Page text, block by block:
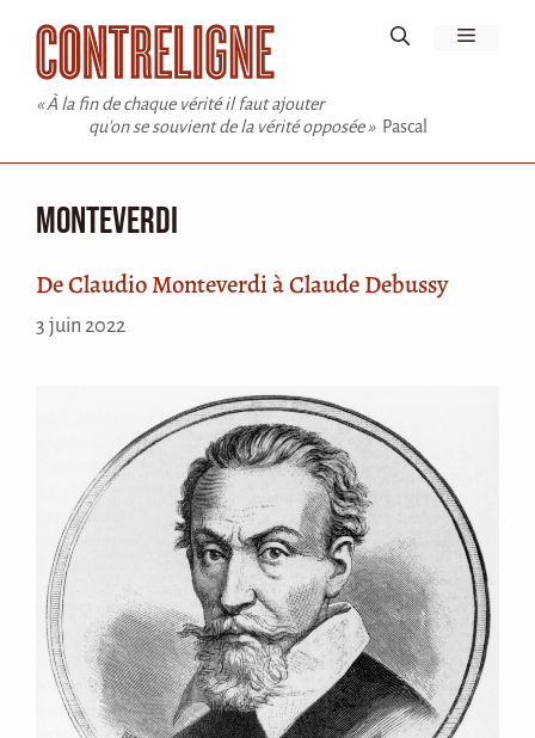
contenu
« À la fin de chaque vérité il faut ajouter
qu'on se souvient de la vérité opposée » Pascal
Menu
Monteverdi
De Claudio Monteverdi à Claude Debussy
3 juin 2022